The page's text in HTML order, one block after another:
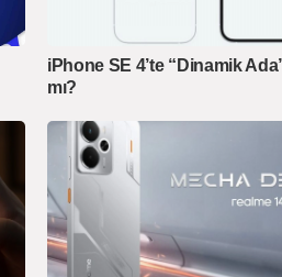
iPhone SE 4’te “Dinamik
mı?